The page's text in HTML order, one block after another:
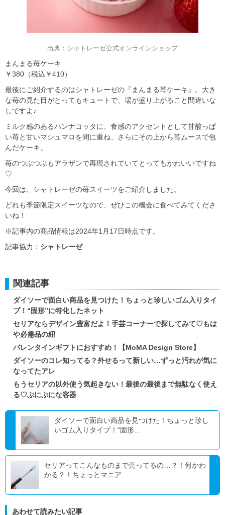
出典：シャトレーゼ公式オンラインショップ
まんまる苺ケーキ
￥380（税込￥410）
最後にご紹介するのはシャトレーゼの『まんまる苺ケーキ』。大き
な苺の見た目がとってもキュートで、場が盛り上がること間違いな
しですよ♪
ミルク感のあるパンナコッタに、食感のアクセントとして甘酸っぱ
い苺と甘いマシュマロを間に重ね、さらにその上から苺ムースで包
んだケーキ。
苺のつぶつぶもアラザンで再現されていてとってもかわいいですね
♡
今回は、シャトレーゼの苺スイーツをご紹介しました。
どれも季節限定スイーツなので、ぜひこの機会に食べてみてくださ
いね！
※記事内の商品情報は2024年1月17日時点です。
記事協力： シャトレーゼ
関連記事
ダイソーで面白い商品を見つけた！ちょっと珍しいゴム入りタイ
プ！“固形”に特化したネット
セリアならデザイン豊富だよ！手芸コーナーで探してみて♡もは
や必需品の紐
バレンタインギフトにおすすめ！【MoMA Design Store】
ダイソーのコレ知ってる？外せるって新しい…ずっと汚れが気に
なってたアレ
もうセリアの以外使う気起きない！最後の最後まで無駄なく使え
る♡ぷにぷにな容器
ダイソーで面白い商品を見つけた！ちょっと珍し
いゴム入りタイプ！“固形...
セリアってこんなものまで売ってるの…？！何かわ
かる？！ちょっとマニア...
あわせて読みたい記事